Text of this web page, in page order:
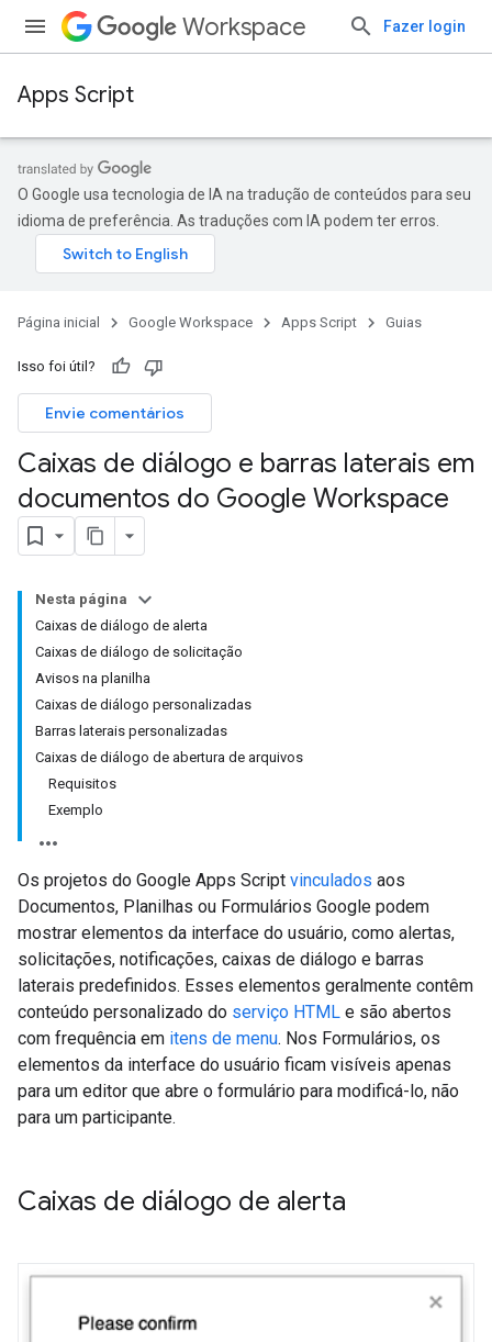
Workspace Fazer login
Apps Script
O Google usa tecnologia de IA na tradução de conteúdos para seu
idioma de preferência. As traduções com IA podem ter erros.
Página inicial Google Workspace Apps Script Guias
Isso foi útil?
Envie comentários
Caixas de diálogo e barras laterais em
documentos do Google Workspace
Nesta página
Caixas de diálogo de alerta
Caixas de diálogo de solicitação
Avisos na planilha
Caixas de diálogo personalizadas
Barras laterais personalizadas
Caixas de diálogo de abertura de arquivos
Requisitos
Exemplo
Os projetos do Google Apps Script vinculados aos
Documentos, Planilhas ou Formulários Google podem
mostrar elementos da interface do usuário, como alertas,
solicitações, notificações, caixas de diálogo e barras
laterais predefinidos. Esses elementos geralmente contêm
conteúdo personalizado do serviço HTML e são abertos
com frequência em itens de menu. Nos Formulários, os
elementos da interface do usuário ficam visíveis apenas
para um editor que abre o formulário para modificá-lo, não
para um participante.
Caixas de diálogo de alerta